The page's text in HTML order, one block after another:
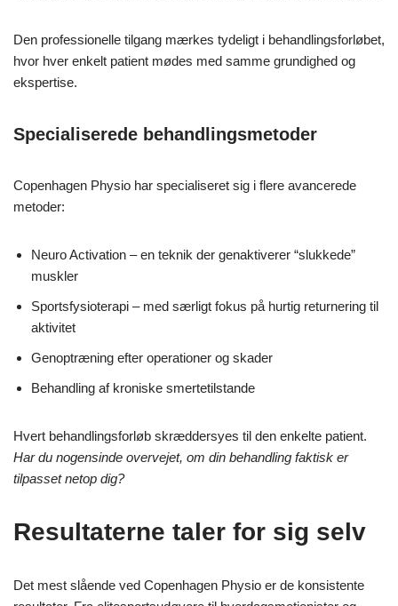
Den professionelle tilgang mærkes tydeligt i behandlingsforløbet,
hvor hver enkelt patient mødes med samme grundighed og
ekspertise.
Specialiserede behandlingsmetoder
Copenhagen Physio har specialiseret sig i flere avancerede
metoder:
Neuro Activation – en teknik der genaktiverer “slukkede”
muskler
Sportsfysioterapi – med særligt fokus på hurtig returnering til
aktivitet
Genoptræning efter operationer og skader
Behandling af kroniske smertetilstande
Hvert behandlingsforløb skræddersyes til den enkelte patient.
Har du nogensinde overvejet, om din behandling faktisk er
tilpasset netop dig?
Resultaterne taler for sig selv
Det mest slående ved Copenhagen Physio er de konsistente